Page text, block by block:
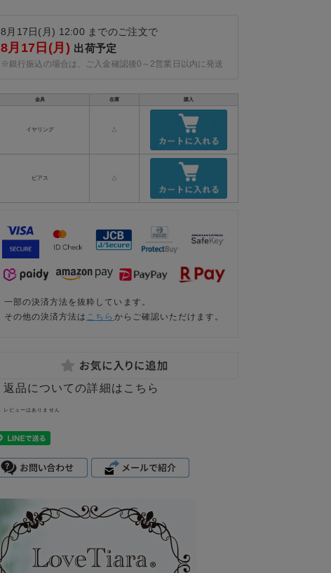
8月17日(月) 12:00 までのご注文で
8月17日(月) 出荷予定
※銀行振込の場合は、ご入金確認後0～2営業日以内に発送
金具 在庫 購入
イヤリング △
ピアス △
一部の決済方法を抜粋しています。
その他の決済方法は こちら からご確認いただけます。
返品についての詳細はこちら
レビューはありません